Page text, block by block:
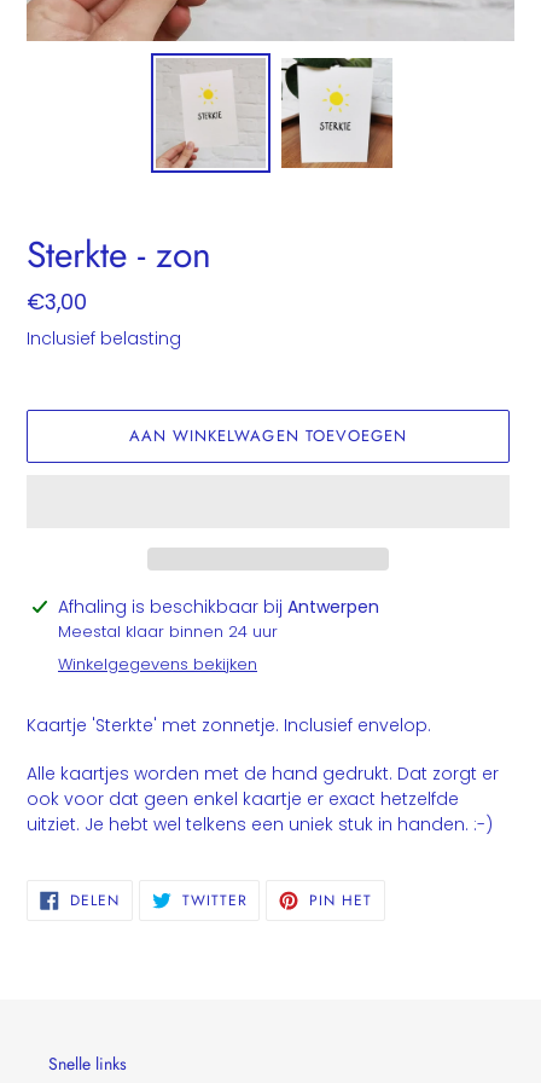
Sterkte - zon
Normale
prijs
€3,00
Inclusief belasting
AAN WINKELWAGEN TOEVOEGEN
Product
toegevoegen
aan
Afhaling is beschikbaar bij Antwerpen
Meestal klaar binnen 24 uur
Winkelgegevens bekijken
Kaartje 'Sterkte' met zonnetje. Inclusief envelop.
Alle kaartjes worden met de hand gedrukt. Dat zorgt er
ook voor dat geen enkel kaartje er exact hetzelfde
uitziet. Je hebt wel telkens een uniek stuk in handen. :-)
DELENDELEN
OP TWITTER TWITTEREN
OP PIN HET
Snelle links